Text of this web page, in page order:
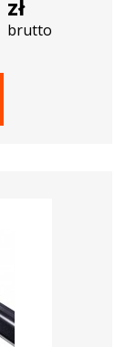
zł
brutto